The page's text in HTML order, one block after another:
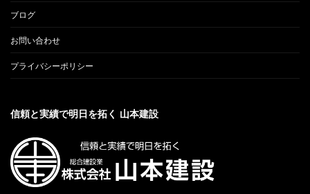
ブログ
お問い合わせ
プライバシーポリシー
信頼と実績で明日を拓く 山本建設